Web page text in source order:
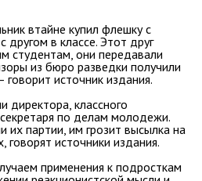
втайне купил флешку с
другом в классе. Этот друг
студентам, они передавали
из бюро разведки получили
источник издания.
директора, классного
по делам молодежи.
их партии, им грозит высылка на
источники издания.
применения к подросткам